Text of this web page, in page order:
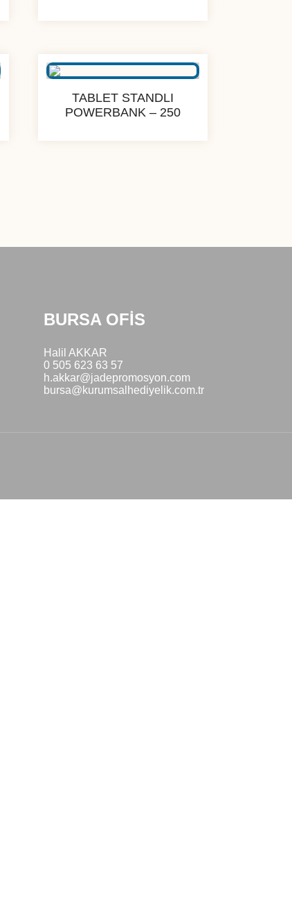
TABLET STANDLI
POWERBANK – 250
BURSA OFİS
Halil AKKAR
0 505 623 63 57
h.akkar@jadepromosyon.com
bursa@kurumsalhediyelik.com.tr